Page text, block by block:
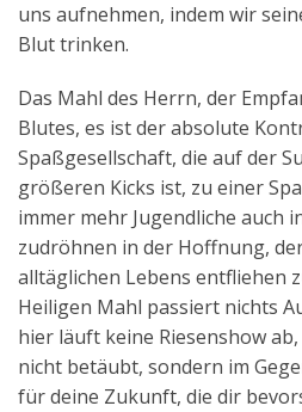
uns aufnehmen, indem wir
Blut trinken.
Das Mahl des Herrn, der
Blutes, es ist der absolute
Spaßgesellschaft, die auf der
größeren Kicks ist, zu einer
immer mehr Jugendliche auch
zudröhnen in der Hoffnung,
alltäglichen Lebens entfliehen
Heiligen Mahl passiert nichts
hier läuft keine Riesenshow
nicht betäubt, sondern im
für deine Zukunft, die dir